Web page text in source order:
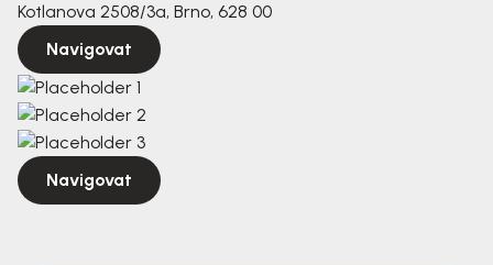
Kotlanova 2508/3a, Brno, 628 00
Navigovat
Navigovat